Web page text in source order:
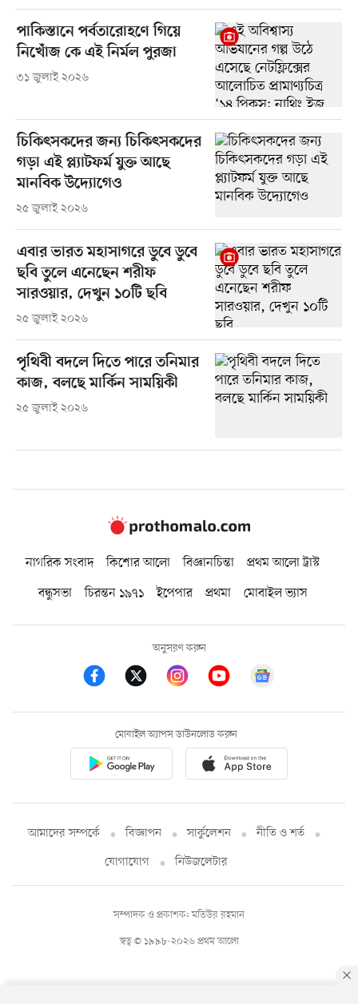
পাকিস্তানে পর্বতারোহণে গিয়ে
নিখোঁজ কে এই নির্মল পুরজা
৩১ জুলাই ২০২৬
চিকিৎসকদের জন্য চিকিৎসকদের
গড়া এই প্ল্যাটফর্ম যুক্ত আছে
মানবিক উদ্যোগেও
২৫ জুলাই ২০২৬
এবার ভারত মহাসাগরে ডুবে ডুবে
ছবি তুলে এনেছেন শরীফ
সারওয়ার, দেখুন ১০টি ছবি
২৫ জুলাই ২০২৬
পৃথিবী বদলে দিতে পারে তনিমার
কাজ, বলছে মার্কিন সাময়িকী
২৫ জুলাই ২০২৬
নাগরিক সংবাদ কিশোর আলো বিজ্ঞানচিন্তা
প্রথম আলো ট্রাস্ট
বন্ধুসভা
চিরন্তন ১৯৭১ ইপেপার প্রথমা মোবাইল ভ্যাস
অনুসরণ করুন
মোবাইল অ্যাপস ডাউনলোড করুন
আমাদের সম্পর্কে বিজ্ঞাপন সার্কুলেশন
নীতি ও শর্ত
যোগাযোগ
নিউজলেটার
স্বত্ব © ১৯৯৮-২০২৬ প্রথম আলো
সম্পাদক ও প্রকাশক: মতিউর রহমান